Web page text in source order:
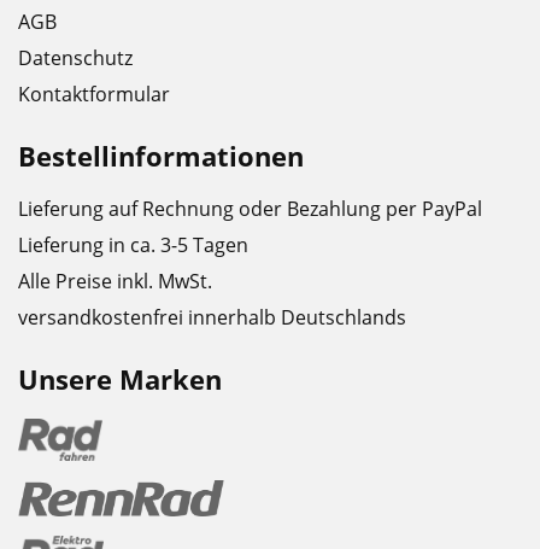
AGB
Datenschutz
Kontaktformular
Bestellinformationen
Lieferung auf Rechnung oder Bezahlung per PayPal
Lieferung in ca. 3-5 Tagen
Alle Preise inkl. MwSt.
versandkostenfrei innerhalb Deutschlands
Unsere Marken